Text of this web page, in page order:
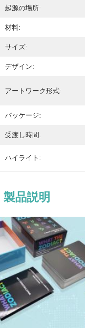
起源の場所:
材料:
サイズ:
デザイン:
アートワーク形式:
パッケージ:
受渡し時間:
ハイライト:
製品説明